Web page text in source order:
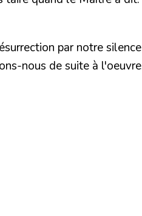
par notre
nous de suite à